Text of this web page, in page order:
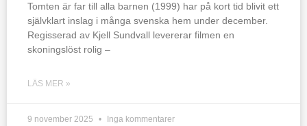
Tomten är far till alla barnen (1999) har på kort tid blivit ett
självklart inslag i många svenska hem under december.
Regisserad av Kjell Sundvall levererar filmen en
skoningslöst rolig –
LÄS MER »
9 november 2025 Inga kommentarer